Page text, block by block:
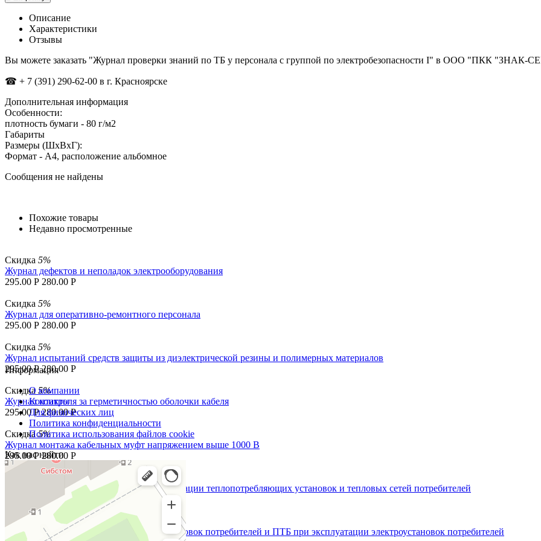
Описание
Характеристики
Отзывы
Вы можете заказать "Журнал проверки знаний по ТБ у персонала с группой по электробезопасности I" в ООО "ПКК "ЗНАК-
☎ + 7 (391) 290-62-00 в г. Красноярске
Дополнительная информация
Особенности:
плотность бумаги - 80 г/м2
Габариты
Размеры (ШxВxГ):
Формат - А4, расположение альбомное
Сообщения не найдены
Похожие товары
Недавно просмотренные
Скидка 5%
Журнал дефектов и неполадок электрооборудования
295.00 Р 280.00 Р
Скидка 5%
Журнал для оперативно-ремонтного персонала
295.00 Р 280.00 Р
Скидка 5%
Журнал испытаний средств защиты из диэлектрической резины и полимерных материалов
295.00 Р 280.00 Р
Скидка 5%
Журнал контроля за герметичностью оболочки кабеля
295.00 Р 280.00 Р
Скидка5%
Журнал монтажа кабельных муфт напряжением выше 1000 В
295.00 Р 280.00 Р
5%
Журнал проверки знаний Правил эксплуатации теплопотребляющих установок и тепловых сетей потребителей
280.00 Р
Скидка
Журнал проверки знаний ПЭ электроустановок потребителей и ПТБ при эксплуатации электроустановок потребителей
Информация
О компании
Контакты
Для физических лиц
Политика конфиденциальности
Политика использования файлов cookie
Как нас найти